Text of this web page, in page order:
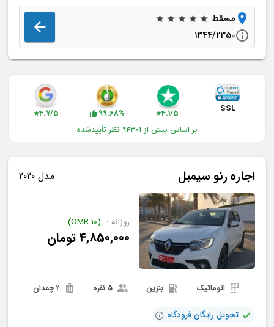
مسقط
1344/2350
★4.7/5 99.68% ★4.1/5
SSL
بر اساس بیش از ۹۴۳۰۱ نظر تأییدشده
اجارهرنو سیمبل مدل 2020
روزانه : (
10
OMR
)
4,850,000تومان
اتوماتیک بنزین
تحویل رایگان فرودگاه